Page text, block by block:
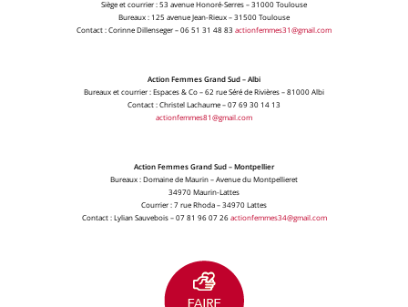
Siège et courrier : 53 avenue Honoré-Serres – 31000 Toulouse
Bureaux : 125 avenue Jean-Rieux – 31500 Toulouse
Contact : Corinne Dillenseger – 06 51 31 48 83 actionfemmes31@gmail.com
Action Femmes Grand Sud – Albi
Bureaux et courrier : Espaces & Co – 62 rue Séré de Rivières – 81000 Albi
Contact : Christel Lachaume – 07 69 30 14 13
actionfemmes81@gmail.com
Action Femmes Grand Sud – Montpellier
Bureaux : Domaine de Maurin – Avenue du Montpellieret
34970 Maurin-Lattes
Courrier : 7 rue Rhoda – 34970 Lattes
Contact : Lylian Sauvebois – 07 81 96 07 26actionfemmes34@gmail.com